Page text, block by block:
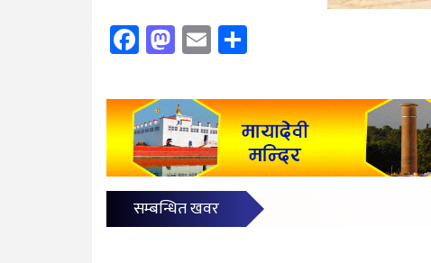
Facebook
Mastodon
Email
सम्बन्धित खवर